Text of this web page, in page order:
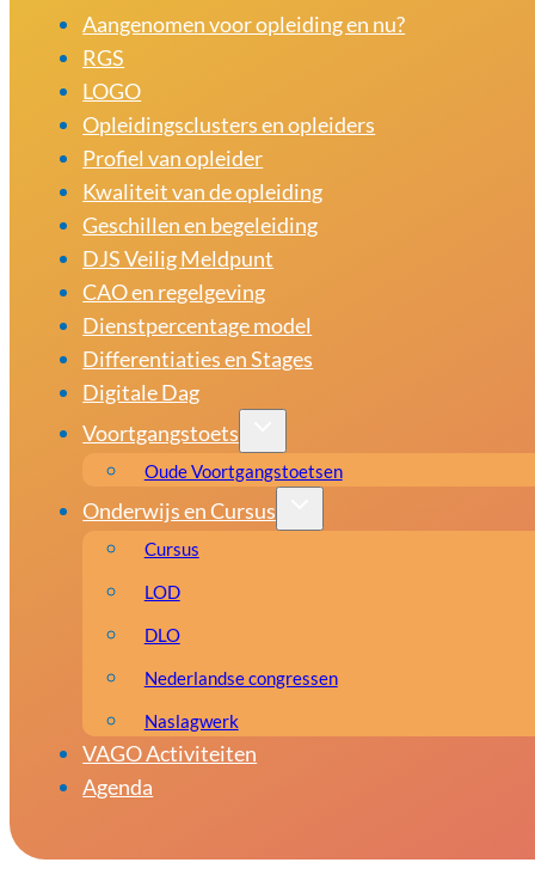
Aangenomen voor opleiding en nu?
RGS
LOGO
Opleidingsclusters en opleiders
Profiel van opleider
Kwaliteit van de opleiding
Geschillen en begeleiding
DJS Veilig Meldpunt
CAO en regelgeving
Dienstpercentage model
Differentiaties en Stages
Digitale Dag
Voortgangstoets
Oude Voortgangstoetsen
Onderwijs en Cursus
Cursus
LOD
DLO
Nederlandse congressen
Naslagwerk
VAGO Activiteiten
Agenda